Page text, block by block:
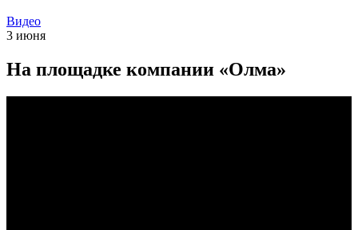
Видео
3 июня
На площадке компании «Олма»